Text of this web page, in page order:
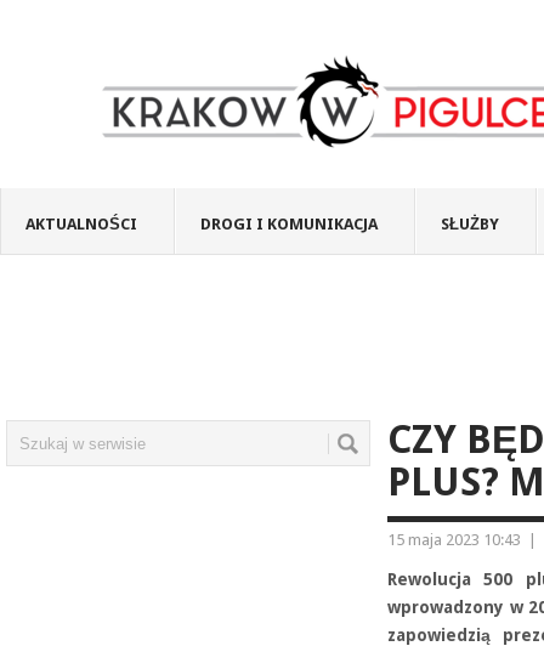
AKTUALNOŚCI DROGI I KOMUNIKACJA SŁUŻBY
CZY
PLUS?
15 maja 2023 10:43
Rewolucja 500
wprowadzony w
zapowiedzią